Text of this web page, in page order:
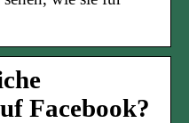
Facebook?